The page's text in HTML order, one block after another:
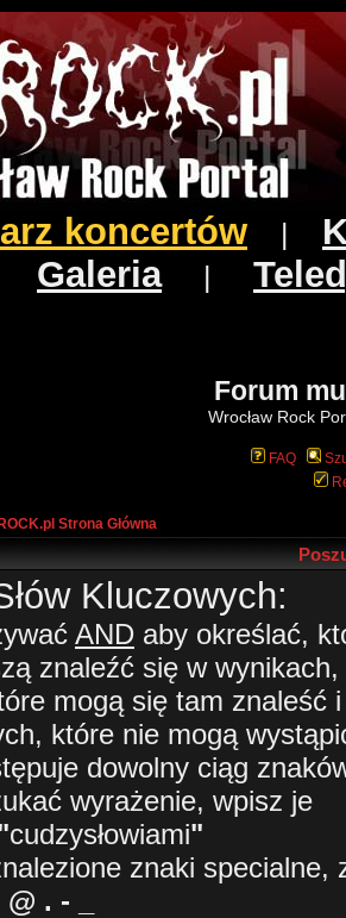
koncertów
Galeria|
Forum
Wrocław Rock
FAQ
Strona Główna
Kluczowych:
AND aby określać,
znaleźć się w wynikach,
mogą się tam znaleść i
które nie mogą
dowolny ciąg
wyrażenie, wpisz je
cudzysłowiami"
znaki specialne,
@ . - _